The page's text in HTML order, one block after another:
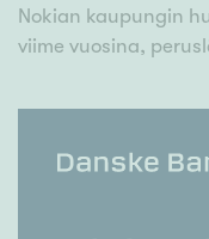
Nokian kaupungin
viime vuosina,